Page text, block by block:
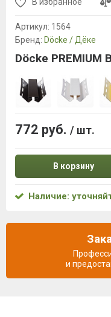
Артикул: 1564
Бренд: Döcke / Дёке
Döcke PREMIUM
772 руб. / шт.
В корзину
Наличие:
и